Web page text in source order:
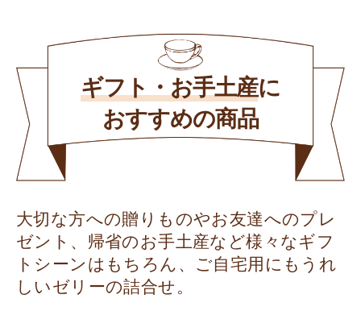
ギフト・お手土産に
おすすめの商品
大切な方への贈りものやお友達へのプレ
ゼント、帰省のお手土産など様々なギフ
トシーンはもちろん、ご自宅用にもうれ
しいゼリーの詰合せ。